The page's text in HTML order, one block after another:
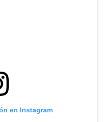
en Instagram